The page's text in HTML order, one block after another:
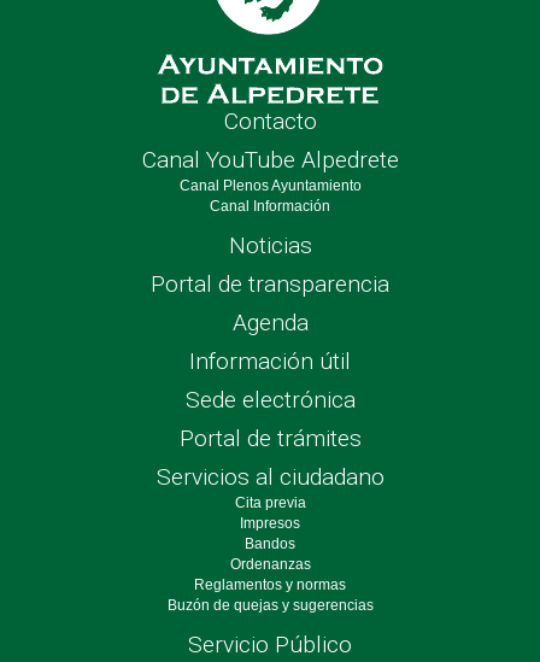
Contacto
Canal YouTube Alpedrete
Canal Plenos Ayuntamiento
Canal Información
Noticias
Portal de transparencia
Agenda
Información útil
Sede electrónica
Portal de trámites
Servicios al ciudadano
Cita previa
Impresos
Bandos
Ordenanzas
Reglamentos y normas
Buzón de quejas y sugerencias
Servicio Público